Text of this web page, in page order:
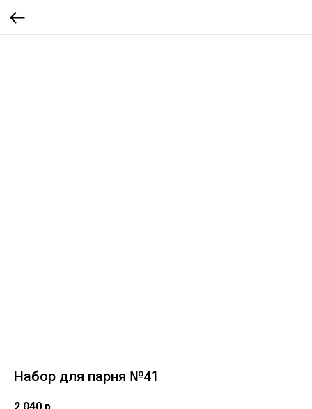
Набор для парня №41